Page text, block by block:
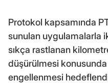
Protokol kapsamında
sunulan uygulamalarla
sıkça rastlanan
düşürülmesi
engellenmesi